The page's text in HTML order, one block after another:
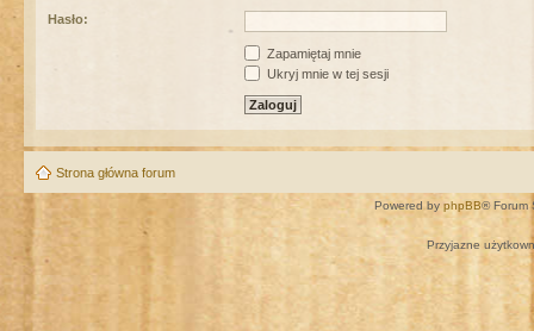
Hasło:
Zapamiętaj mnie
Ukryj mnie w tej sesji
Strona główna forum
Powered by phpBB® Forum
Przyjazne